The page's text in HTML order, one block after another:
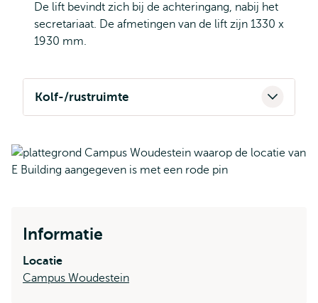
De lift bevindt zich bij de achteringang, nabij het
secretariaat. De afmetingen van de lift zijn 1330 x
1930 mm.
Kolf-/rustruimte
Informatie
Locatie
Campus Woudestein